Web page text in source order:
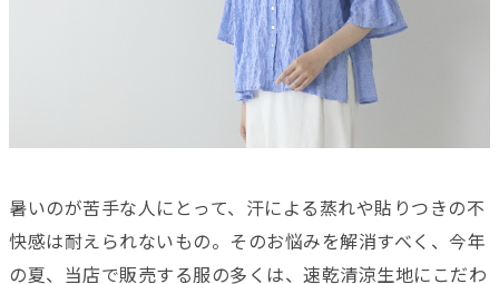
暑いのが苦手な人にとって、汗による蒸れや貼りつきの不
快感は耐えられないもの。そのお悩みを解消すべく、今年
の夏、当店で販売する服の多くは、速乾清涼生地にこだわ